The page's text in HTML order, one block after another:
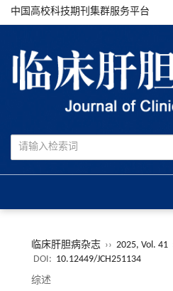
中国高校科技期刊集群服务平台
临床肝胆病杂志 ›› 2025, Vol. 41
DOI: 10.12449/JCH251134
综述